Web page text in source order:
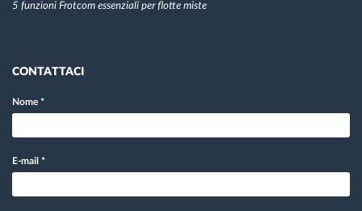
5 funzioni Frotcom essenziali per flotte miste
CONTATTACI
Nome *
E-mail *